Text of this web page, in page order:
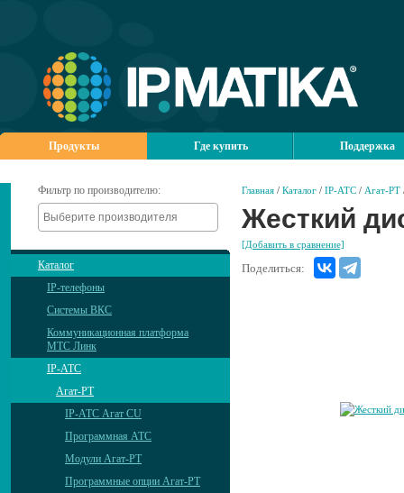
Продукты Где купить Поддержка
Фильтр по производителю:
Каталог
IP-телефоны
Системы ВКС
Коммуникационная платформа
МТС Линк
IP-АТС
Агат-РТ
IP-АТС Агат CU
Программная АТС
Модули Агат-РТ
Программные опции Агат-РТ
Главная / Каталог / IP-АТС / Агат-РТ
Жесткий
[Добавить в сравнение]
Поделиться: